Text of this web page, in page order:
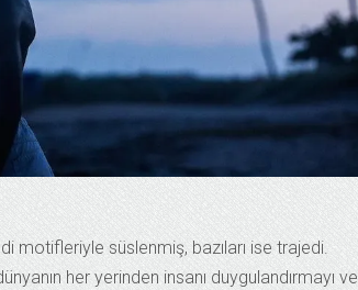
motifleriyle süslenmiş, bazıları ise trajedi.
her yerinden insanı duygulandırmayı ve